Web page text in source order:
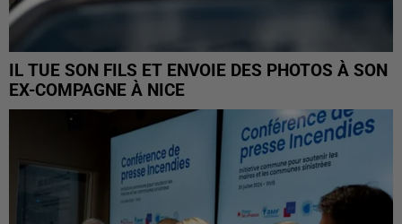
IL TUE SON FILS ET ENVOIE DES PHOTOS À SON
EX-COMPAGNE À NICE